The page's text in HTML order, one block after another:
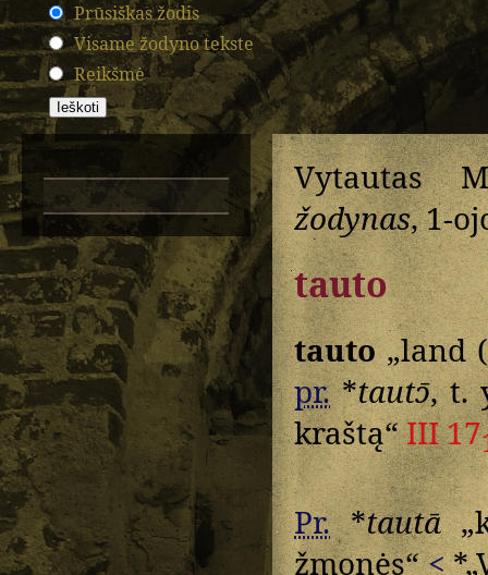
Prūsiškas žodis
Visame žodyno tekste
Reikšmė
Vytautas
žodynas, 1-
tauto
tauto„land
pr.*tautɔ̄, t.
kraštą“III 17
Pr.*tautā
žmonės“<